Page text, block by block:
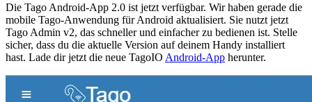
Die Tago Android-App 2.0 ist jetzt verfügbar. Wir haben gerade die
mobile Tago-Anwendung für Android aktualisiert. Sie nutzt jetzt
Tago Admin v2, das schneller und einfacher zu bedienen ist. Stelle
sicher, dass du die aktuelle Version auf deinem Handy installiert
hast. Lade dir jetzt die neue TagoIO Android-App herunter.